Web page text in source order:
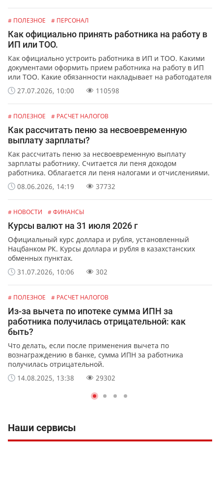
# ПОЛЕЗНОЕ # ПЕРСОНАЛ
Как официально принять работника на работу в
ИП или ТОО.
Как официально устроить работника в ИП и ТОО. Какими
документами оформить прием работника на работу в ИП
или ТОО. Какие обязанности накладывает на работодателя
официальное оформление работников.
27.07.2026, 10:00 110598
# ПОЛЕЗНОЕ # РАСЧЕТ НАЛОГОВ
Как рассчитать пеню за несвоевременную
выплату зарплаты?
Как рассчитать пеню за несвоевременную выплату
зарплаты работнику. Считается ли пеня доходом
работника. Облагается ли пеня налогами и отчислениями.
08.06.2026, 14:19
37732
# НОВОСТИ # ФИНАНСЫ
Курсы валют на 31 июля 2026 г
Официальный курс доллара и рубля, установленный
Нацбанком РК. Курсы доллара и рубля в казахстанских
обменных пунктах.
31.07.2026, 10:06
302
# ПОЛЕЗНОЕ # РАСЧЕТ НАЛОГОВ
Из-за вычета по ипотеке сумма ИПН за
работника получилась отрицательной: как
быть?
Что делать, если после применения вычета по
вознаграждению в банке, сумма ИПН за работника
получилась отрицательной.
14.08.2025, 13:38
29302
Наши сервисы